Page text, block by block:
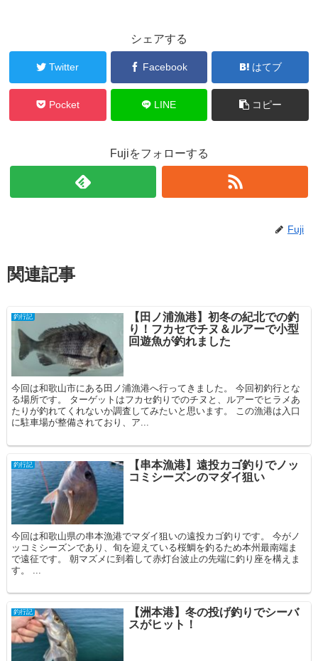
シェアする
Twitter Facebook はてブ
Pocket LINE コピー
Fujiをフォローする
Fuji
関連記事
釣行記
【田ノ浦漁港】初冬の紀北での釣
り！フカセでチヌ＆ルアーで小型
回遊魚が釣れました
今回は和歌山市にある田ノ浦漁港へ行ってきました。 今回初釣行とな
る場所です。 ターゲットはフカセ釣りでのチヌと、ルアーでヒラメあ
たりが釣れてくれないか調査してみたいと思います。 この漁港は入口
に駐車場が整備されており、ア...
釣行記
【串本漁港】遠投カゴ釣りでノッ
コミシーズンのマダイ狙い
今回は和歌山県の串本漁港でマダイ狙いの遠投カゴ釣りです。 今がノ
ッコミシーズンであり、旬を迎えている桜鯛を釣るため本州最南端ま
で遠征です。 朝マズメに到着して赤灯台波止の先端に釣り座を構えま
す。 ...
釣行記
【洲本港】冬の投げ釣りでシーバ
スがヒット！